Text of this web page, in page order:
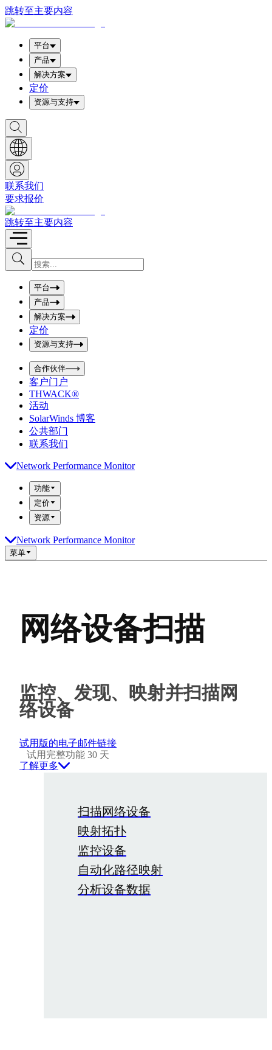
跳转至主要内容
平台
产品
解决方案
定价
资源与支持
S
h
o
w
S
e
a
r
c
h
b
o
x
联系我们
要求报价
跳转至主要内容
S
u
b
I
n
u
t
S
e
a
r
c
h
b
o
x
平台
产品
解决方案
定价
资源与支持
合作伙伴
客户门户
THWACK®
活动
SolarWinds 博客
公共部门
联系我们
Network Performance Monitor
功能
定价
资源
Network Performance Monitor
菜单
网络设备扫描
监控、发现、映射并扫描网
络设备
试用版的电子邮件链接
试用完整功能 30 天
了解更多
扫描网络设备
映射拓扑
监控设备
自动化路径映射
分析设备数据